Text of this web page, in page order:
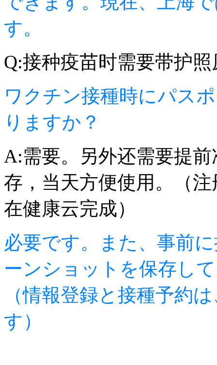
す。
Q:接种疫苗时需要带护
ワクチン接種時にパス
りますか？
A:需要。另外还需要提
存，当天方便使用。（
在健康云完成）
必要です。また、事前
ーンショットを保存し
（情報登録と接種予約
す）